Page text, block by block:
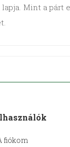
Mint a
fiókom